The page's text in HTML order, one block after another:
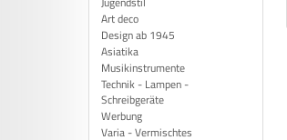
Art deco
Design ab 1945
Asiatika
Musikinstrumente
Technik - Lampen -
Schreibgeräte
Werbung
Varia - Vermischtes